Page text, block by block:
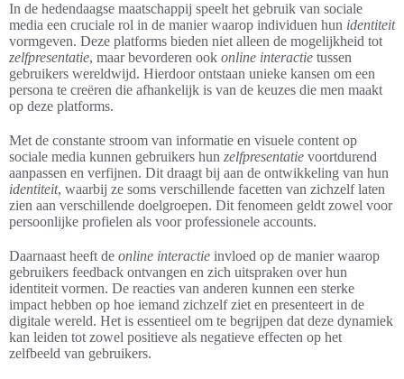
In de hedendaagse maatschappij speelt het gebruik van sociale
media een cruciale rol in de manier waarop individuen hun identiteit
vormgeven. Deze platforms bieden niet alleen de mogelijkheid tot
zelfpresentatie, maar bevorderen ook online interactie tussen
gebruikers wereldwijd. Hierdoor ontstaan unieke kansen om een
persona te creëren die afhankelijk is van de keuzes die men maakt
op deze platforms.
Met de constante stroom van informatie en visuele content op
sociale media kunnen gebruikers hun zelfpresentatie voortdurend
aanpassen en verfijnen. Dit draagt bij aan de ontwikkeling van hun
identiteit, waarbij ze soms verschillende facetten van zichzelf laten
zien aan verschillende doelgroepen. Dit fenomeen geldt zowel voor
persoonlijke profielen als voor professionele accounts.
Daarnaast heeft de online interactie invloed op de manier waarop
gebruikers feedback ontvangen en zich uitspraken over hun
identiteit vormen. De reacties van anderen kunnen een sterke
impact hebben op hoe iemand zichzelf ziet en presenteert in de
digitale wereld. Het is essentieel om te begrijpen dat deze dynamiek
kan leiden tot zowel positieve als negatieve effecten op het
zelfbeeld van gebruikers.